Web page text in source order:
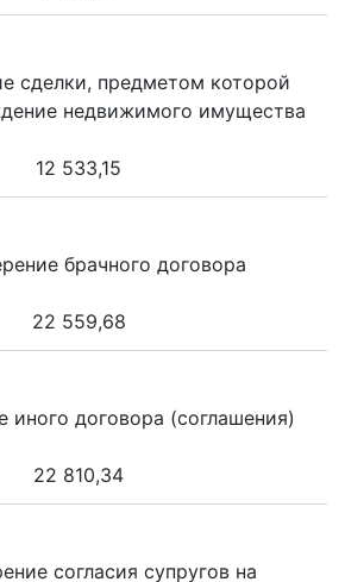
сделки, предметом которой
недвижимого имущества
12 533,15
брачного договора
22 559,68
иного договора (соглашения)
22 810,34
согласия супругов на